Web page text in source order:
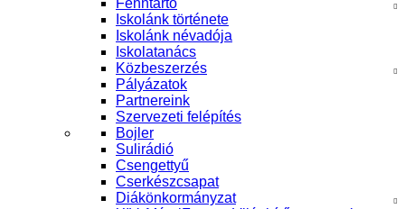
Fenntartó
Iskolánk története
Iskolánk névadója
Iskolatanács
Közbeszerzés
Pályázatok
Partnereink
Szervezeti felépítés
Bojler
Sulirádió
Csengettyű
Cserkészcsapat
Diákönkormányzat